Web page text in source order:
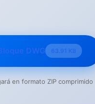
DWG 63.91 KB
en formato ZIP comprimido